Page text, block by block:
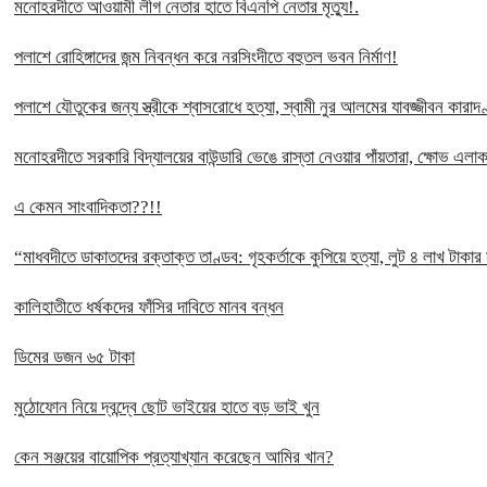
মনোহরদীতে আওয়ামী লীগ নেতার হাতে বিএনপি নেতার মৃত্যু!.
পলাশে রোহিঙ্গাদের জন্ম নিবন্ধন করে নরসিংদীতে বহুতল ভবন নির্মাণ!
পলাশে যৌতুকের জন্য স্ত্রীকে শ্বাসরোধে হত্যা, স্বামী নুর আলমের যাবজ্জীবন
মনোহরদীতে সরকারি বিদ্যালয়ের বাউন্ডারি ভেঙে রাস্তা নেওয়ার পাঁয়তারা, ক্ষোভ
এ কেমন সাংবাদিকতা??!!
“মাধবদীতে ডাকাতদের রক্তাক্ত তাণ্ডব: গৃহকর্তাকে কুপিয়ে হত্যা, লুট ৪ লাখ টাকার
কালিহাতীতে ধর্ষকদের ফাঁসির দাবিতে মানব বন্ধন
ডিমের ডজন ৬৫ টাকা
মুঠোফোন নিয়ে দ্বন্দ্বে ছোট ভাইয়ের হাতে বড় ভাই খুন
কেন সঞ্জয়ের বায়োপিক প্রত্যাখ্যান করেছেন আমির খান?